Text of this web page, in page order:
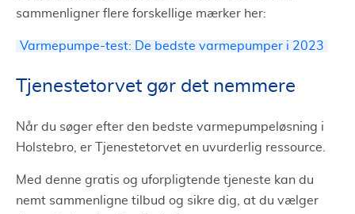
sammenligner flere forskellige mærker her:
Varmepumpe-test: De bedste varmepumper i 2023
Tjenestetorvet gør det nemmere
Når du søger efter den bedste varmepumpeløsning i
Holstebro, er Tjenestetorvet en uvurderlig ressource.
Med denne gratis og uforpligtende tjeneste kan du
nemt sammenligne tilbud og sikre dig, at du vælger